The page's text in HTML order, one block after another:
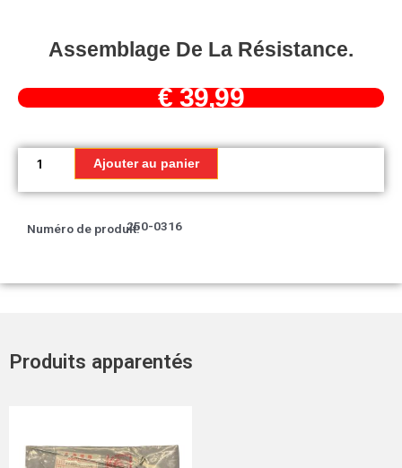
Assemblage De La Résistance.
€39,99
quantité
Assemblage
de
Ajouter au panier
Numéro de produit:250-0316
Produits apparentés